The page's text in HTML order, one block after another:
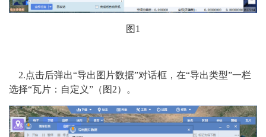
图1
2.点击后弹出“导出图片数据”对话框，在“导出类型”一栏
选择“瓦片：自定义”（图2）。